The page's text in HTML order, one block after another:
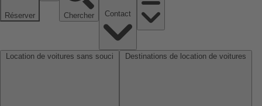
Réserver Chercher